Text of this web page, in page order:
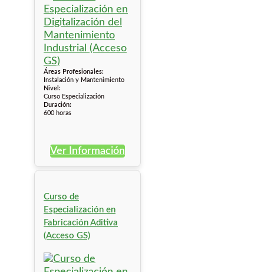
Áreas Profesionales:
Instalación y Mantenimiento
Nivel:
Curso Especialización
Duración:
600 horas
Ver Información
Curso de
Especialización en
Fabricación Aditiva
(Acceso GS)